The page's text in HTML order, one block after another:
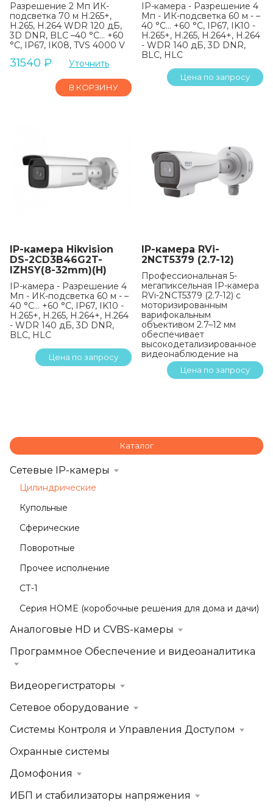
Разрешение 2 Мп ИК-
подсветка 70 м H.265+,
H.265, H.264 WDR 120 дБ,
3D DNR, BLC –40 °C… +60
°C, IP67, IK08, TVS 4000 V
31540 ₽ Уточнить
В КОРЗИНУ
IP-камера - Разрешение 4
Мп - ИК-подсветка 60 м - –
40 °C… +60 °C, IP67, IK10 -
H.265+, H.265, H.264+, H.264
- WDR 140 дБ, 3D DNR,
BLC, HLC
Цена по запросу
IP-камера Hikvision
DS-2CD3B46G2T-
IZHSY(8-32mm)(H)
IP-камера - Разрешение 4
Мп - ИК-подсветка 60 м - –
40 °C… +60 °C, IP67, IK10 -
H.265+, H.265, H.264+, H.264
- WDR 140 дБ, 3D DNR,
BLC, HLC
Цена по запросу
IP-камера RVi-
2NCT5379 (2.7-12)
Профессиональная 5-
мегапиксельная IP-камера
RVi-2NCT5379 (2.7-12) с
моторизированным
варифокальным
объективом 2.7–12 мм
обеспечивает
высокодетализированное
видеонаблюдение на
улице в любую погоду.
Камера оснащена
аудиосвязью,
ИК‑подсветкой на 60 м и
Цена по запросу
Каталог
Сетевые IP-камеры
Цилиндрические
Купольные
Сферические
Поворотные
Прочее исполнение
СТ-1
Серия HOME (коробочные решения для дома и дачи)
Аналоговые HD и CVBS-камеры
Программное Обеспечение и видеоаналитика
Видеорегистраторы
Сетевое оборудование
Системы Контроля и Управления Доступом
Охранные системы
Домофония
ИБП и стабилизаторы напряжения